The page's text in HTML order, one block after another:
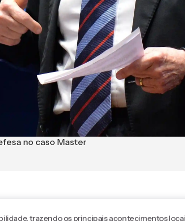
no caso Master
trazendo os principais acontecimentos